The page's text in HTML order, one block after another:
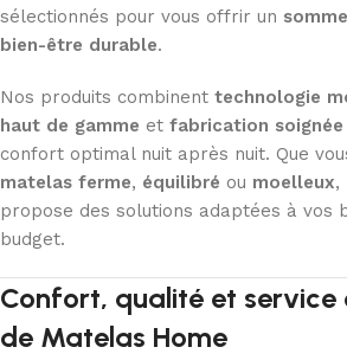
sélectionnés pour vous offrir un
bien-être durable.
Nos produits combinent technologie
haut de gamme et fabrication soignée
confort optimal nuit après nuit. Que
matelas ferme, équilibré ou moelleux,
propose des solutions adaptées à vos
budget.
Confort, qualité et
de Matelas Home